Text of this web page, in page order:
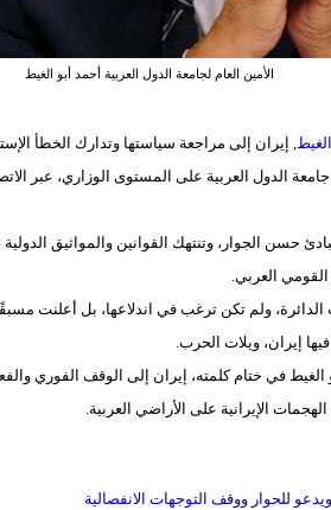
الأمين العام لجامعة الدول العربية أحمد أبو الغيط
, إيران إلى مراجعة سياستها وتدارك الخطأ
الدول العربية على المستوى الوزاري، عبر
حسن الجوار، وتنتهك القوانين والمواثيق
القومي العربي.
ولم تكن ترغب في اندلاعها، بل أعلنت
إيران، ويلات الحرب.
الغيط في ختام كلمته، إيران إلى الوقف الفوري
الإيرانية على الأراضي العربية.
للحوار ووقف التوجهات الانفصالية